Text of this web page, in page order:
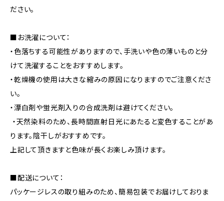
ださい。
■お洗濯について：
・色落ちする可能性がありますので、手洗いや色の薄いものと分
けて洗濯することをおすすめします。
・乾燥機の使用は大きな縮みの原因になりますのでご注意くださ
い。
・漂白剤や蛍光剤入りの合成洗剤は避けてください。
・天然染料のため、長時間直射日光にあたると変色することがあ
ります。陰干しがおすすめです。
上記して頂きますと色味が長くお楽しみ頂けます。
■配送について：
パッケージレスの取り組みのため、簡易包装でお届けしておりま